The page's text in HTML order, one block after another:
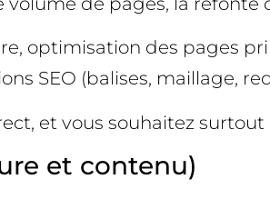
optimisation des pages
SEO (balises, maillage,
et vous souhaitez surtout
et contenu)